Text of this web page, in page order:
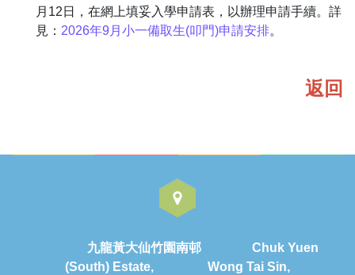
月12日，在網上填妥入學申請表，以辦理申請手續。詳
見： 2026年9月小一備取生(叩門)申請安排。
返回
九龍黃大仙竹園南邨 Chuk Yuen
(South) Estate, Wong Tai Sin,